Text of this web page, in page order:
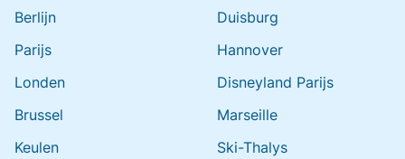
Berlijn
Parijs
Londen
Brussel
Keulen
Duisburg
Hannover
Disneyland Parijs
Marseille
Ski-Thalys